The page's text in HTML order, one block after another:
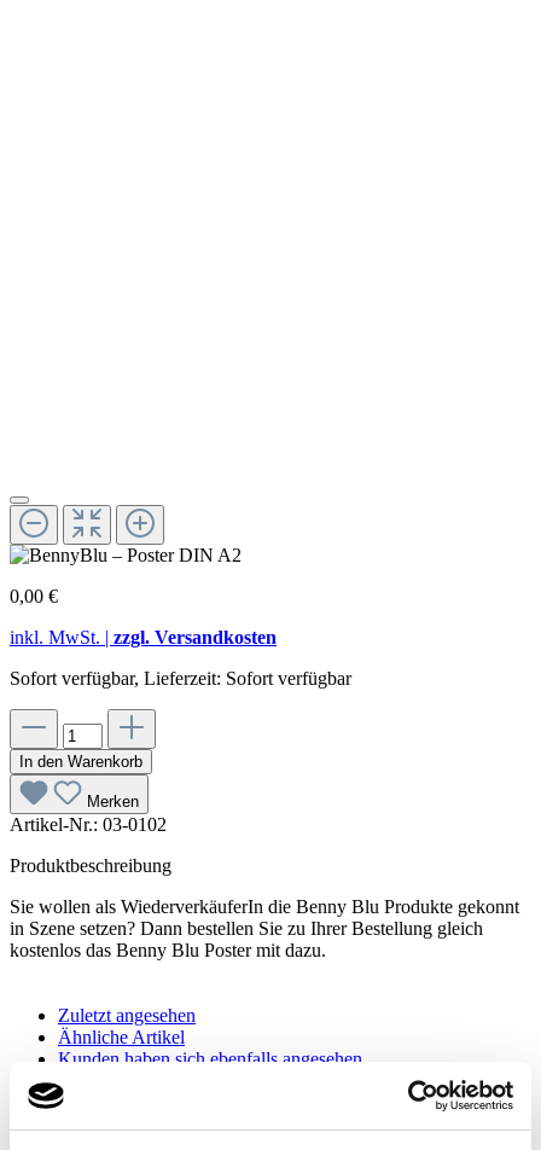
0,00 €
inkl. MwSt. | zzgl. Versandkosten
Sofort verfügbar, Lieferzeit: Sofort verfügbar
In den Warenkorb
Merken
Artikel-Nr.: 03-0102
Produktbeschreibung
Sie wollen als WiederverkäuferIn die Benny Blu Produkte gekonnt
in Szene setzen? Dann bestellen Sie zu Ihrer Bestellung gleich
kostenlos das Benny Blu Poster mit dazu.
Zuletzt angesehen
Ähnliche Artikel
Kunden haben sich ebenfalls angesehen
Produktgalerie überspringen